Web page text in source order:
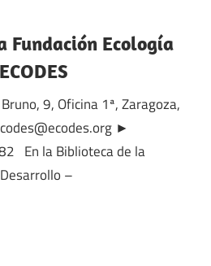
Fundación Ecología
9, Oficina 1ª, Zaragoza,
►
En la Biblioteca de la
–